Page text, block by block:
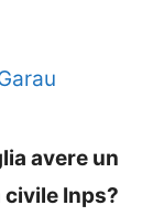
avere un
Inps?